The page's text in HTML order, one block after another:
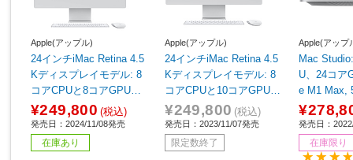
Apple(アップル)
24インチiMac Retina 4.5
Kディスプレイモデル: 8
コアCPUと8コアGPUを
搭載したApple M4チッ
プ, 16GB, 256GB SSD -
シルバー シルバー MWU
C3J/A
¥249,800 (税込)
発売日：2024/11/08発売
在庫あり
Apple(アップル)
24インチiMac Retina 4.5
Kディスプレイモデル: 8
コアCPUと10コアGPUを
搭載したApple M3チッ
プ, 512GB SSD - シルバ
ー シルバー MQRK3J/A
［23.5型 /Apple M3 /メ
¥249,800 (税込)
発売日：2023/11/07発売
限定数終了
Apple(アップ
Mac
U、24コア
e M1 Max,
発売日：
在庫限り